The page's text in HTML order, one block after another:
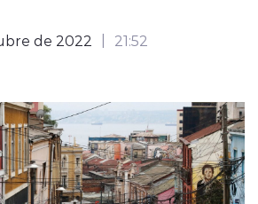
claro
de 2022 21:52